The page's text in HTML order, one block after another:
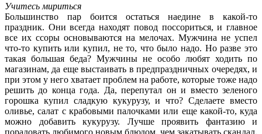
Учитесь мириться
Большинство пар боится остаться наедине в какой-то
праздник. Они всегда находят повод поссориться, и главное
все их ссоры основываются на мелочах. Мужчина не успел
что-то купить или купил, не то, что было надо. Но разве это
такая большая беда? Мужчины не особо любят ходить по
магазинам, да еще выстаивать в предпраздничных очередях, и
при этом у него хватает проблем на работе, которые тоже надо
решить до конца года. Да, перепутал он и вместо зеленого
горошка купил сладкую кукурузу, и что? Сделаете вместо
оливье, салат с крабовыми палочками или еще какой-то, куда
можно добавить кукурузу. Лучше проявить фантазию и
порадовать любимого новым блюдом, чем закатывать скандал.